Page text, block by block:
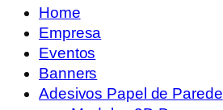
Home
Empresa
Eventos
Banners
Adesivos Papel de Parede